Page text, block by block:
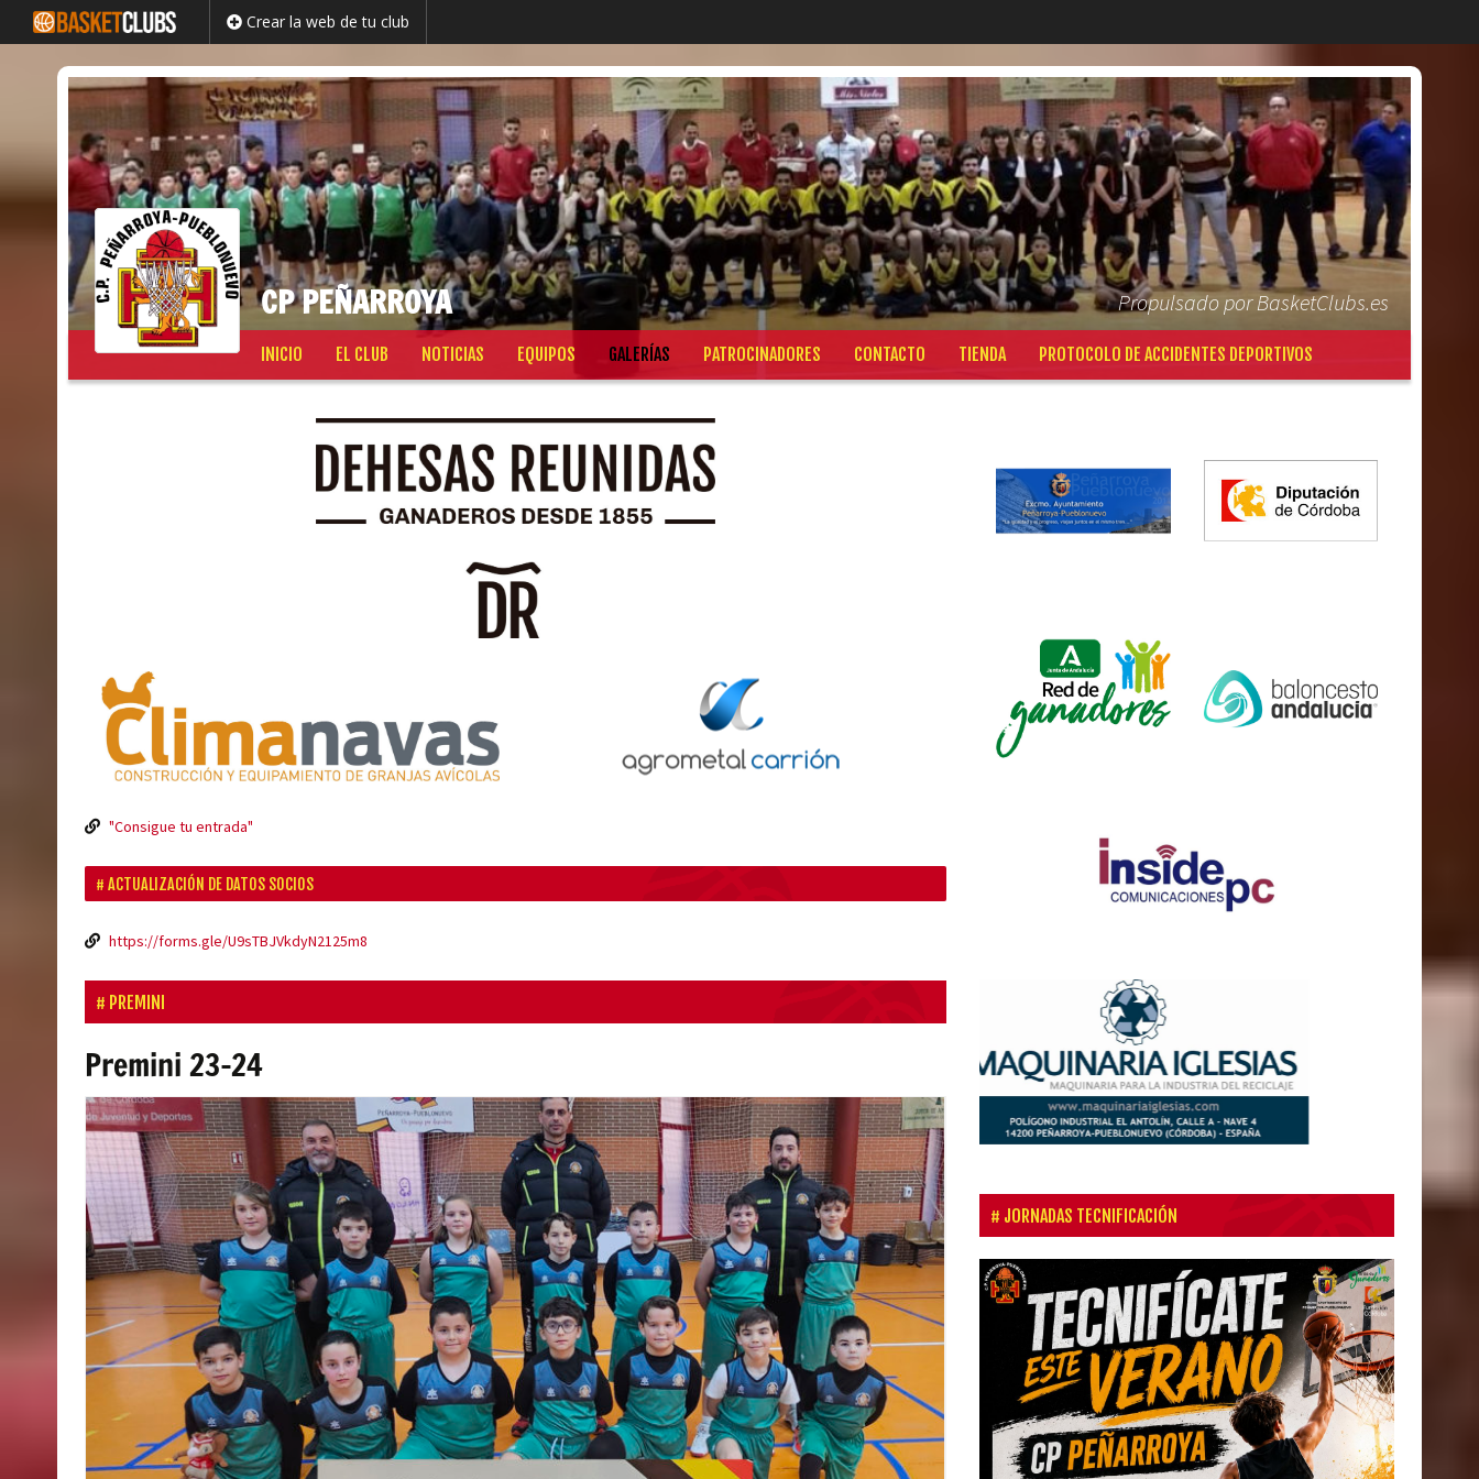
Crear la web de tu club
CP PEÑARROYA Propulsado por BasketClubs.es
INICIO EL CLUB NOTICIAS EQUIPOS GALERÍAS PATROCINADORES CONTACTO TIENDA PROTOCOLO DE ACCIDENTES DEPORTIVOS
"Consigue tu entrada"
ACTUALIZACIÓN DE DATOS SOCIOS
https://forms.gle/U9sTBJVkdyN2125m8
PREMINI
Premini 23-24
JORNADAS TECNIFICACIÓN